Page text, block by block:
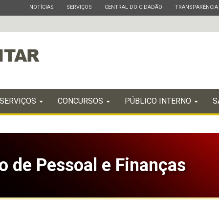
ESTADO
NOTÍCIAS ESTADO
SERVIÇOS ESTADO
CENTRAL DO CIDADÃO ESTADO
TRANSPARÊNCIA
SERVIÇOS CONCURSOS PÚBLICO INTERNO
de Pessoal e Finanças